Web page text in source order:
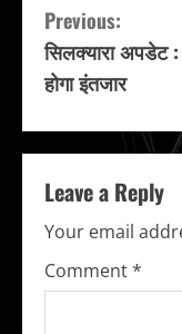
C
o
n
t
i
n
u
Previous:
सिलक्यारा अपडेट
होगा इंतजार
Leave a Reply
Your email
Comment*